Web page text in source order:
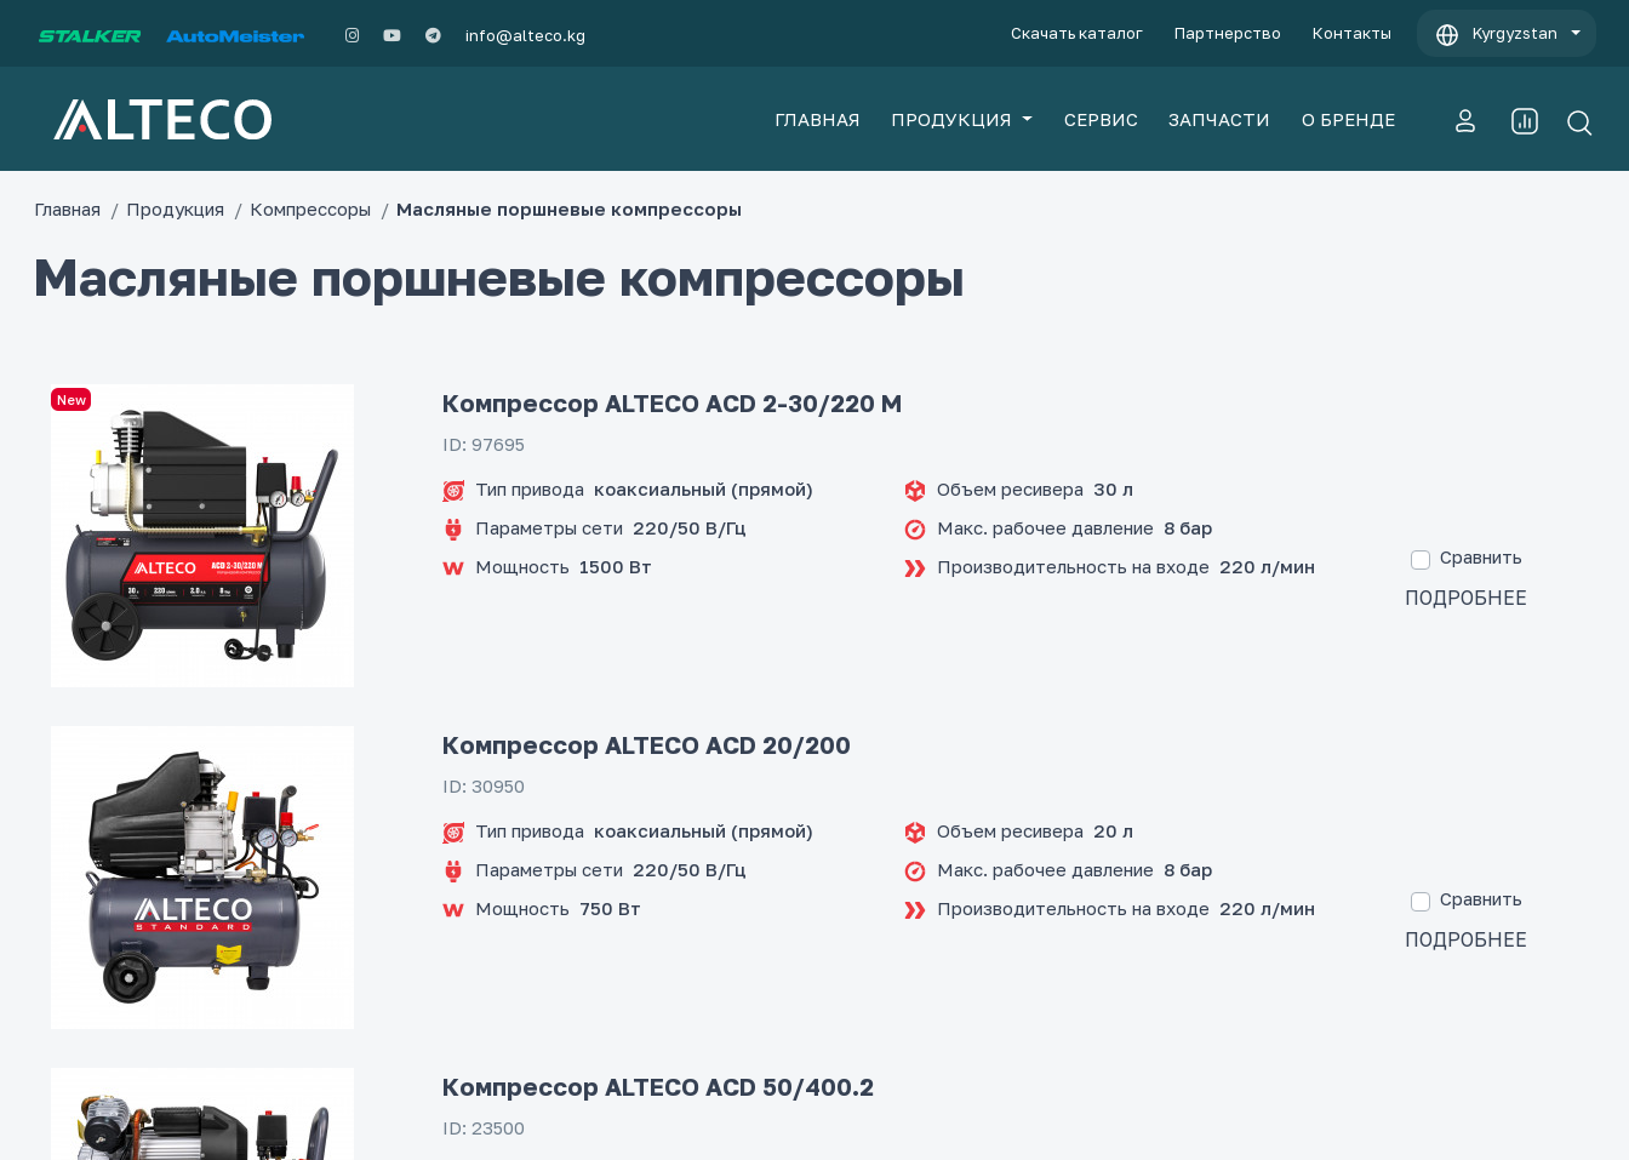
info@alteco.kg Скачать каталог Партнерство Контакты Kyrgyzstan
ГЛАВНАЯ ПРОДУКЦИЯ СЕРВИС ЗАПЧАСТИ О БРЕНДЕ
Главная Продукция Компрессоры Масляные поршневые компрессоры
Масляные поршневые компрессоры
New Компрессор ALTECO ACD 2-30/220 M
ID: 97695
Тип привода коаксиальный (прямой)
Параметры сети 220/50 В/Гц
Мощность 1500 Вт
Объем ресивера 30 л
Макс. рабочее давление 8 бар
Производительность на входе 220 л/мин Сравнить
ПОДРОБНЕЕ
Компрессор ALTECO ACD 20/200
ID: 30950
Тип привода коаксиальный (прямой)
Параметры сети 220/50 В/Гц
Мощность 750 Вт
Объем ресивера 20 л
Макс. рабочее давление 8 бар
Производительность на входе 220 л/мин Сравнить
ПОДРОБНЕЕ
Компрессор ALTECO ACD 50/400.2
ID: 23500